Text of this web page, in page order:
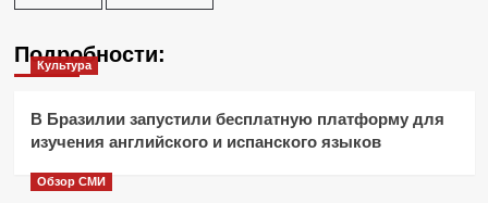
Подробности:
Культура
В Бразилии запустили бесплатную платформу для
изучения английского и испанского языков
Обзор СМИ